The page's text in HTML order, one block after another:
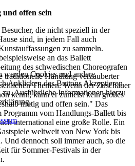
offen sein
die nicht speziell in der
sind, in jedem Fall auch
zu sammeln.
an das Ballett
des schwedischen Choreografen
traditionelle Handlung verzauberter
Themen. Wenn der Zuschauer
kennt, kann er zumeist kein großes
mutig und offen sein." Das
Programm vom Handlungs-Ballett bis
international eine große Rolle. Ein
weltweit von New York bis
Und dennoch soll immer auch, so die
für Sommer-Festivals in der
Cookies und andere
Anklicken des Buttons Akzeptieren
Ausführliche Informationen hierzu